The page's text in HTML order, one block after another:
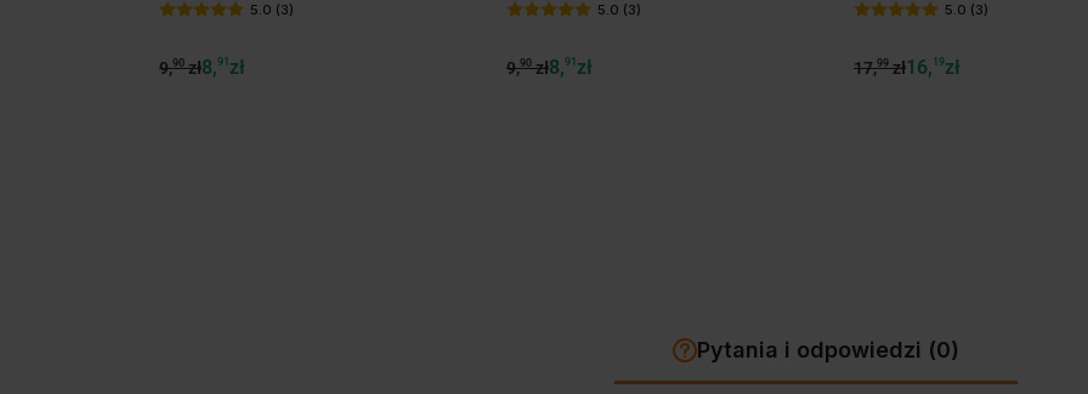
5.0 (3)
9,90zł8,91 zł
5.0 (3)
9,90zł8,91 zł
5.0 (3)
17,99zł16, 19zł
Pytania i odpowiedzi (0)